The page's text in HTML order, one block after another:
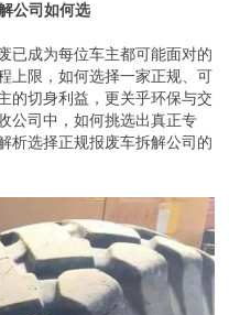
公司如何选
已成为每位车主都可能面对的
上限，如何选择一家正规、可
的切身利益，更关乎环保与交
公司中，如何挑选出真正专
析选择正规报废车拆解公司的